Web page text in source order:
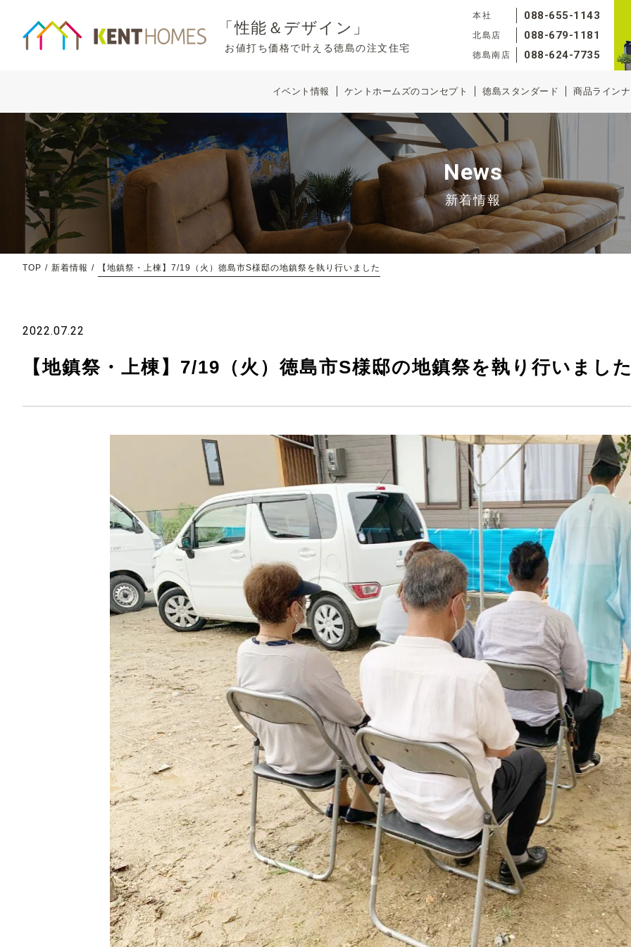
「性能＆デザイン」
お値打ち価格で叶える徳島の注文住宅
本社 088-655-1143
北島店 088-679-1181
徳島南店 088-624-7735
イベント情報 ケントホームズのコンセプト 徳島スタンダード 商品ライン
新着情報
News
TOP 新着情報 【地鎮祭・上棟】7/19（火）徳島市S様邸の地鎮祭を執り行いました
2022.07.22
【地鎮祭・上棟】7/19（火）徳島市S様邸の地鎮祭を執り行いまし